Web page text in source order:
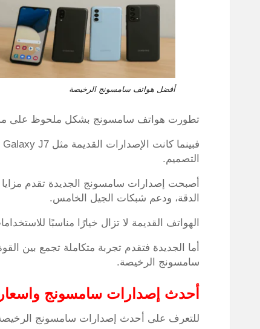
أفضل هواتف سامسونج الرخيصة
تطورت هواتف سامسونج بشكل ملحوظ على
التصميم.
الدقة، ودعم شبكات الجيل الخامس.
الهواتف القديمة لا تزال خيارًا مناسبًا
أما الجديدة فتقدم تجربة متكاملة تجمع بين
سامسونج الرخيصة.
أحدث إصدارات سامسونج
للتعرف على أحدث إصدارات سامسونج